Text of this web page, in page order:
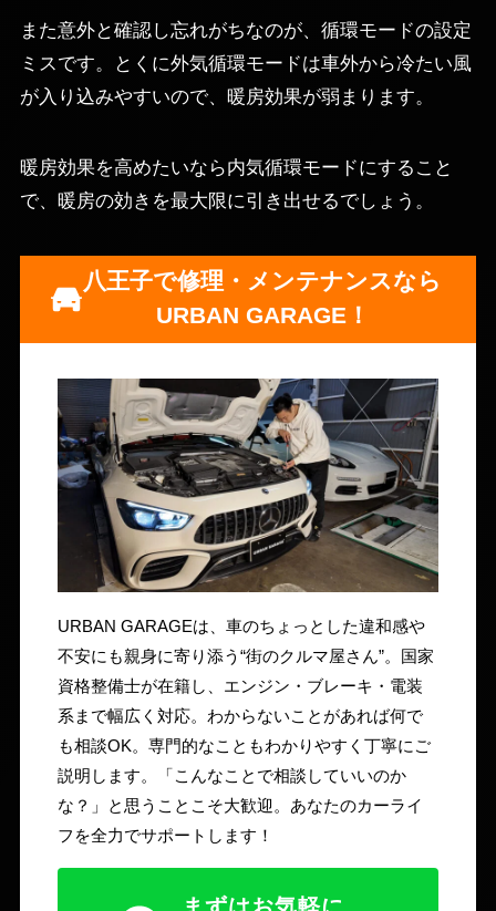
また意外と確認し忘れがちなのが、循環モードの設定
ミスです。とくに外気循環モードは車外から冷たい風
が入り込みやすいので、暖房効果が弱まります。
暖房効果を高めたいなら内気循環モードにすること
で、暖房の効きを最大限に引き出せるでしょう。
八王子で修理・メンテナンスなら
URBAN GARAGE！
URBAN GARAGEは、車のちょっとした違和感や
不安にも親身に寄り添う“街のクルマ屋さん”。国家
資格整備士が在籍し、エンジン・ブレーキ・電装
系まで幅広く対応。わからないことがあれば何で
も相談OK。専門的なこともわかりやすく丁寧にご
説明します。「こんなことで相談していいのか
な？」と思うことこそ大歓迎。あなたのカーライ
フを全力でサポートします！